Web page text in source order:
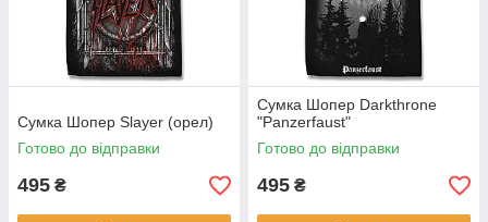
Сумка Шопер Slayer (орел)
Готово до відправки
495 ₴
Сумка Шопер Darkthrone
"Panzerfaust"
Готово до відправки
495 ₴